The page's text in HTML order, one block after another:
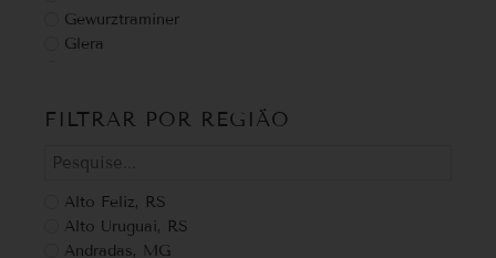
Gewurztraminer
Glera
Malbec
Malvasia
FILTRAR POR REGIÃO
Alto Feliz, RS
Alto Uruguai, RS
Andradas, MG